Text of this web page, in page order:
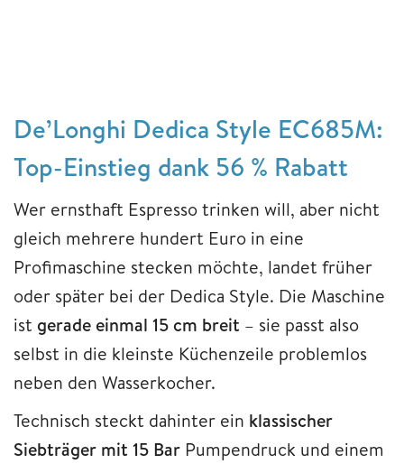
De’Longhi Dedica Style EC685M:
Top-Einstieg dank 56 % Rabatt
Wer ernsthaft Espresso trinken will, aber nicht
gleich mehrere hundert Euro in eine
Profimaschine stecken möchte, landet früher
oder später bei der Dedica Style. Die Maschine
ist gerade einmal 15 cm breit – sie passt also
selbst in die kleinste Küchenzeile problemlos
neben den Wasserkocher.
Technisch steckt dahinter ein klassischer
Siebträger mit 15 Bar Pumpendruck und einem